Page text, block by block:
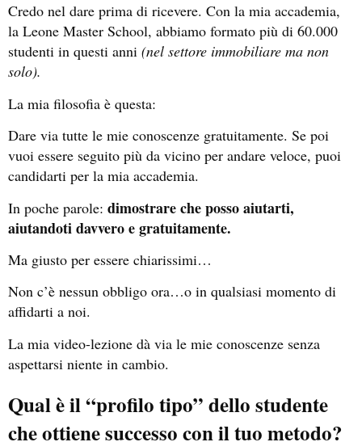
Credo nel dare prima di ricevere. Con la mia accademia,
la Leone Master School, abbiamo formato più di 60.000
studenti in questi anni (nel settore immobiliare ma non
solo).
La mia filosofia è questa:
Dare via tutte le mie conoscenze gratuitamente. Se poi
vuoi essere seguito più da vicino per andare veloce, puoi
candidarti per la mia accademia.
In poche parole: dimostrare che posso aiutarti,
aiutandoti davvero e gratuitamente.
Ma giusto per essere chiarissimi…
Non c’è nessun obbligo ora…o in qualsiasi momento di
affidarti a noi.
La mia video-lezione dà via le mie conoscenze senza
aspettarsi niente in cambio.
Qual è il “profilo tipo” dello studente
che ottiene successo con il tuo metodo?